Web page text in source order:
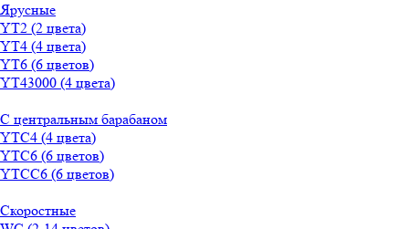
Ярусные
YT2 (2 цвета)
YT4 (4 цвета)
YT6 (6 цветов)
YT43000 (4 цвета)
С центральным барабаном
YТС4 (4 цвета)
YТС6 (6 цветов)
YТСC6 (6 цветов)
Скоростные